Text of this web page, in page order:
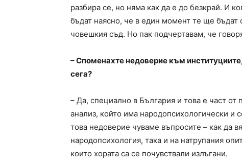
разбира се, но няма как да е до безкрай. И
бъдат наясно, че в един момент те ще
човешкия съд. Но пак подчертавам, че
– Споменахте недоверие към
сега?
– Да, специално в България и това е част
анализ, който има народопсихологически
това недоверие чуваме въпросите – как да
народопсихология, така и на натрупания
които хората са се почувствали излъгани.